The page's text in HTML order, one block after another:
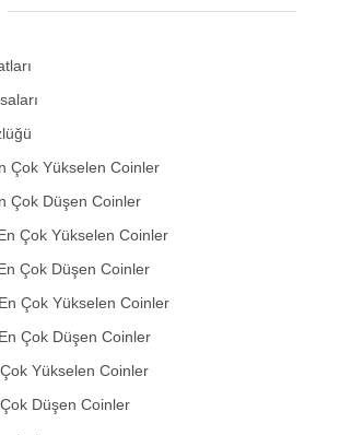
Çok Yükselen Coinler
Çok Düşen Coinler
Çok Yükselen Coinler
Çok Düşen Coinler
Çok Yükselen Coinler
Çok Düşen Coinler
Yükselen Coinler
Düşen Coinler